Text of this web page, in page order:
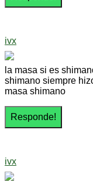
ivx
la masa si es
shimano siempre
masa shimano
ivx